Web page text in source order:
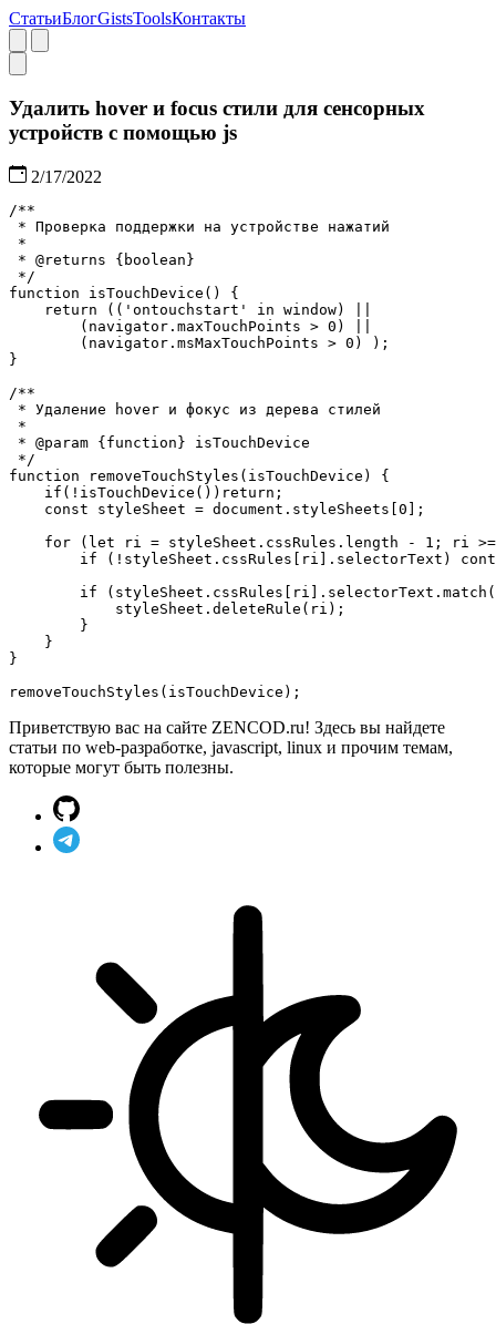
СтатьиБлогGistsToolsКонтакты
Удалить hover и focus стили для сенсорных
устройств с помощью js
2/17/2022
/**
* Проверка поддержки на устройстве нажатий
*
* @returns { boolean }
*/
function
isTouchDevice ( )
{
return
( ( 'ontouchstart' in window)
( navigator . maxTouchPoints > 0 )
( navigator . msMaxTouchPoints > 0 ) ) ;
}
/**
* Удаление hover и фокус из дерева стилей
*
* @param { function }
isTouchDevice
*/
function
removeTouchStyles ( isTouchDevice )
{
if ( ! isTouchDevice ( ) ) return ;
const styleSheet = document . styleSheets 0
;
for
( let ri = styleSheet . cssRules . length - 1 ; ri >=
if
( ! styleSheet . cssRules ri . selectorText )
if
( styleSheet . cssRules ri . selectorText . match (
            styleSheet
. deleteRule ( ri ) ;
}
}
}
removeTouchStyles ( isTouchDevice ) ;
Приветствую вас на сайте ZENCOD.ru! Здесь вы найдете
статьи по web-разработке, javascript, linux и прочим темам,
которые могут быть полезны.